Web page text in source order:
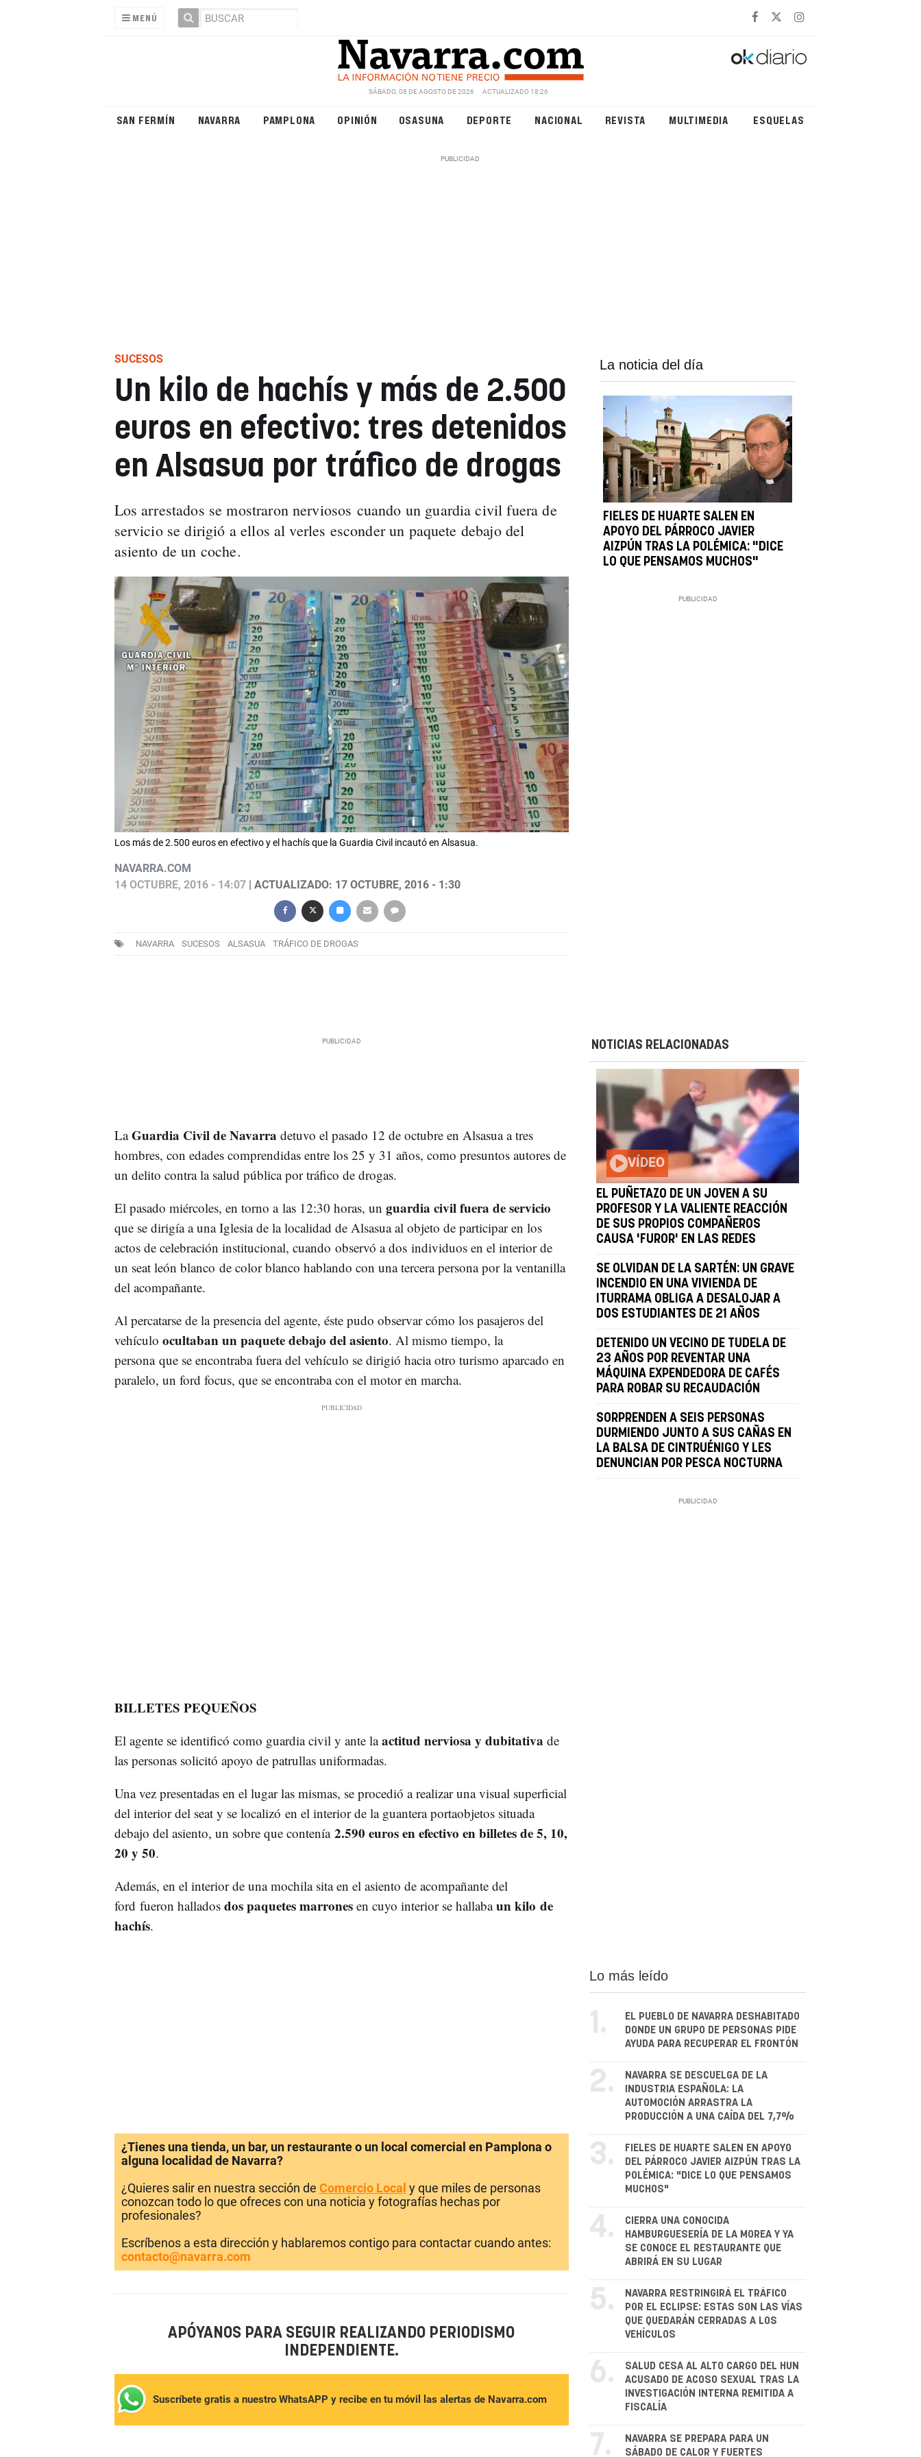
MENÚ
SÁBADO, 08 DE AGOSTO DE 2026 ACTUALIZADO 18:26
SAN FERMÍN NAVARRA PAMPLONA OPINIÓN OSASUNA DEPORTE NACIONAL REVISTA MULTIMEDIA ESQUELAS
SUCESOS
Un kilo de hachís y más de 2.500
euros en efectivo: tres detenidos
en Alsasua por tráfico de drogas
Los arrestados se mostraron nerviosos cuando un guardia civil fuera de
servicio se dirigió a ellos al verles esconder un paquete debajo del
asiento de un coche.
Los más de 2.500 euros en efectivo y el hachís que la Guardia Civil incautó en Alsasua.
NAVARRA.COM
14 OCTUBRE, 2016 - 14:07| ACTUALIZADO: 17 OCTUBRE, 2016 - 1:30
NAVARRA SUCESOS ALSASUA TRÁFICO DE DROGAS
La noticia del día
FIELES DE HUARTE SALEN EN
APOYO DEL PÁRROCO JAVIER
AIZPÚN TRAS LA POLÉMICA: "DICE
LO QUE PENSAMOS MUCHOS"
LaGuardia Civil de Navarra detuvo el pasado 12 de octubre en Alsasua a tres
hombres, con edades comprendidas entre los 25 y 31 años, como presuntos autores de
un delito contra la salud pública por tráfico de drogas.
El pasado miércoles, en torno a las 12:30 horas, un guardia civil fuera de servicio
que se dirigía a una Iglesia de la localidad de Alsasua al objeto de participar en los
actos de celebración institucional, cuando observó a dos individuos en el interior de
un seat león blanco de color blanco hablando con una tercera persona por la ventanilla
del acompañante.
Al percatarse de la presencia del agente, éste pudo observar cómo los pasajeros del
vehículo ocultaban un paquete debajo del asiento. Al mismo tiempo, la
persona que se encontraba fuera del vehículo se dirigió hacia otro turismo aparcado en
paralelo, un ford focus, que se encontraba con el motor en marcha.
BILLETES PEQUEÑOS
El agente se identificó como guardia civil y ante laactitud nerviosa y dubitativa de
las personas solicitó apoyo de patrullas uniformadas.
Una vez presentadas en el lugar las mismas, se procedió a realizar una visual superficial
del interior del seat y se localizó en el interior de la guantera portaobjetos situada
debajo del asiento, un sobre que contenía2.590 euros en efectivo en billetes de 5, 10,
20 y 50.
Además, en el interior de una mochila sita en el asiento de acompañante del
ford fueron hallados dos paquetes marronesen cuyo interior se hallabaun kilo de
hachís.
NOTICIAS RELACIONADAS
VÍDEO
EL PUÑETAZO DE UN JOVEN A SU
PROFESOR Y LA VALIENTE REACCIÓN
DE SUS PROPIOS COMPAÑEROS
CAUSA 'FUROR' EN LAS REDES
SE OLVIDAN DE LA SARTÉN: UN GRAVE
INCENDIO EN UNA VIVIENDA DE
ITURRAMA OBLIGA A DESALOJAR A
DOS ESTUDIANTES DE 21 AÑOS
DETENIDO UN VECINO DE TUDELA DE
23 AÑOS POR REVENTAR UNA
MÁQUINA EXPENDEDORA DE CAFÉS
PARA ROBAR SU RECAUDACIÓN
SORPRENDEN A SEIS PERSONAS
DURMIENDO JUNTO A SUS CAÑAS EN
LA BALSA DE CINTRUÉNIGO Y LES
DENUNCIAN POR PESCA NOCTURNA
¿Tienes una tienda, un bar, un restaurante o un local comercial en Pamplona o
alguna localidad de Navarra?
¿Quieres salir en nuestra sección de Comercio Local y que miles de personas
conozcan todo lo que ofreces con una noticia y fotografías hechas por
profesionales?
Escríbenos a esta dirección y hablaremos contigo para contactar cuando antes:
contacto@navarra.com
APÓYANOS PARA SEGUIR REALIZANDO PERIODISMO
INDEPENDIENTE.
Suscríbete gratis a nuestro WhatsAPP y recibe en tu móvil las alertas de Navarra.com
Lo más leído
1.
EL PUEBLO DE NAVARRA DESHABITADO
DONDE UN GRUPO DE PERSONAS PIDE
AYUDA PARA RECUPERAR EL FRONTÓN
2.
NAVARRA SE DESCUELGA DE LA
INDUSTRIA ESPAÑOLA: LA
AUTOMOCIÓN ARRASTRA LA
PRODUCCIÓN A UNA CAÍDA DEL 7,7%
3.
FIELES DE HUARTE SALEN EN APOYO
DEL PÁRROCO JAVIER AIZPÚN TRAS LA
POLÉMICA: "DICE LO QUE PENSAMOS
MUCHOS"
4.
CIERRA UNA CONOCIDA
HAMBURGUESERÍA DE LA MOREA Y YA
SE CONOCE EL RESTAURANTE QUE
ABRIRÁ EN SU LUGAR
5.
NAVARRA RESTRINGIRÁ EL TRÁFICO
POR EL ECLIPSE: ESTAS SON LAS VÍAS
QUE QUEDARÁN CERRADAS A LOS
VEHÍCULOS
6.
SALUD CESA AL ALTO CARGO DEL HUN
ACUSADO DE ACOSO SEXUAL TRAS LA
INVESTIGACIÓN INTERNA REMITIDA A
FISCALÍA
7.
NAVARRA SE PREPARA PARA UN
SÁBADO DE CALOR Y FUERTES